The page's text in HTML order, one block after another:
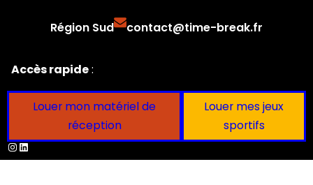
Région Sud contact@time-break.fr
Accès rapide:
Louer mon matériel de
réception
Louer mes jeux
sportifs
Instagram
LinkedIn